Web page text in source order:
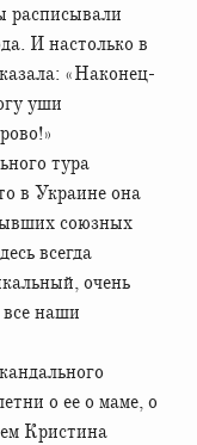
расписывали
И настолько в
«Наконец-
уши
тура
в Украине она
союзных
всегда
очень
наши
о ее о маме, о
Кристина